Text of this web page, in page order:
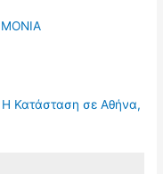
Η Κατάσταση σε Αθήνα,